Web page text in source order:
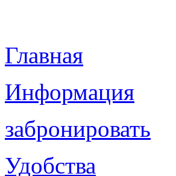
Главная
Информация
забронировать
Удобства